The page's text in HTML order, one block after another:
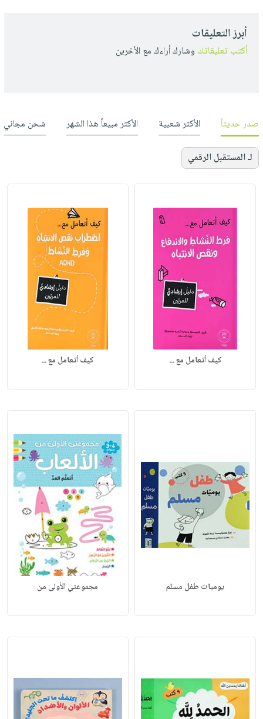
أبرز التعليقات
أكتب تعليقاتك وشارك أراءك مع الأخرين
صدر حديثاً الأكثر شعبية الأكثر مبيعاً هذا الشهر شحن مجاني
لـ المستقبل الرقمي
كيف أتعامل مع ... كيف أتعامل مع ...
يوميات طفل مسلم مجموعتي الأولى من